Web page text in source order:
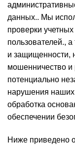
данных.. Мы
проверки
пользователей.,
и защищенности,
мошенничество и
потенциально
нарушения наших
обработка
обеспечении
Ниже приведено